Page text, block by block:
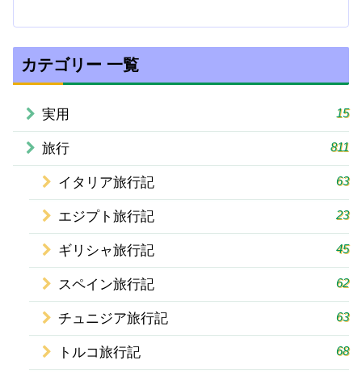
カテゴリー 一覧
実用 15
旅行 811
イタリア旅行記 63
エジプト旅行記 23
ギリシャ旅行記 45
スペイン旅行記 62
チュニジア旅行記 63
トルコ旅行記 68